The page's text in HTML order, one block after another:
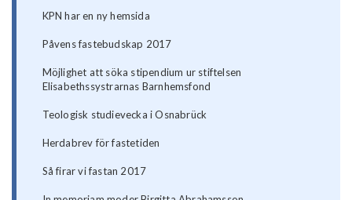
KPN har en ny hemsida
Påvens fastebudskap 2017
Möjlighet att söka stipendium ur stiftelsen
Elisabethssystrarnas Barnhemsfond
Teologisk studievecka i Osnabrück
Herdabrev för fastetiden
Så firar vi fastan 2017